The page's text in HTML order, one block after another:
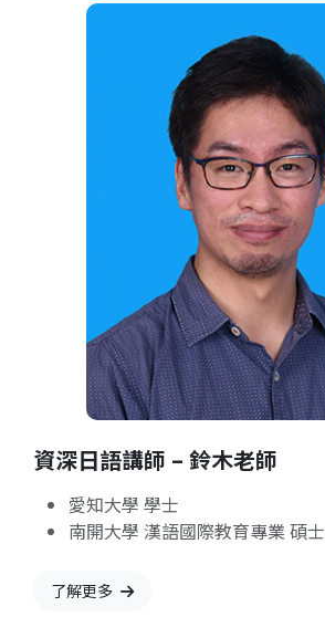
資深日語講師 – 鈴木老師
愛知大學 學士
南開大學 漢語國際教育專業 碩士
了解更多